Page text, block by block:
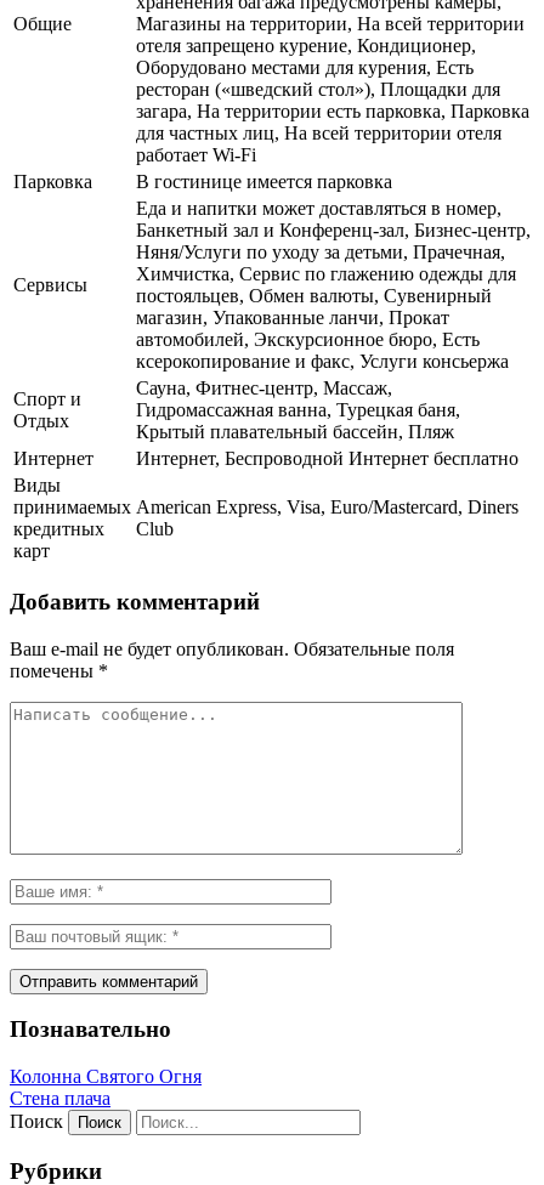
Общие
Магазины на территории, На всей территории
отеля запрещено курение, Кондиционер,
Оборудовано местами для курения, Есть
ресторан («шведский стол»), Площадки для
загара, На территории есть парковка, Парковка
для частных лиц, На всей территории отеля
работает Wi-Fi
Парковка
В гостинице имеется парковка
Сервисы
Еда и напитки может доставляться в номер,
Банкетный зал и Конференц-зал, Бизнес-центр,
Няня/Услуги по уходу за детьми, Прачечная,
Химчистка, Сервис по глажению одежды для
постояльцев, Обмен валюты, Сувенирный
магазин, Упакованные ланчи, Прокат
автомобилей, Экскурсионное бюро, Есть
ксерокопирование и факс, Услуги консьержа
Спорт и
Отдых
Сауна, Фитнес-центр, Массаж,
Гидромассажная ванна, Турецкая баня,
Крытый плавательный бассейн, Пляж
Интернет
Интернет, Беспроводной Интернет бесплатно
Виды
принимаемых
кредитных
карт
American Express, Visa, Euro/Mastercard, Diners
Club
Добавить комментарий
Ваш e-mail не будет опубликован. Обязательные поля
помечены *
Познавательно
Колонна Святого Огня
Стена плача
Поиск
Рубрики